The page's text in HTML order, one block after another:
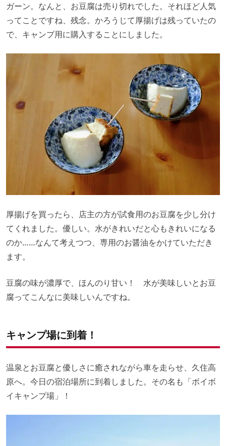
ガーン。なんと、お豆腐は売り切れでした。それほど人気
ってことですね、残念。かろうじて厚揚げは残っていたの
で、キャンプ用に購入することにしました。
厚揚げを買ったら、店主の方が試食用のお豆腐を少し分け
てくれました。優しい。水がきれいだと心もきれいになる
のか……なんて考えつつ、専用のお醤油をかけていただき
ます。
豆腐の味が濃厚で、ほんのり甘い！ 水が美味しいとお豆
腐ってこんなに美味しいんですね。
キャンプ場に到着！
温泉とお豆腐と優しさに癒されながら車を走らせ、久住高
原へ。今日の宿泊場所に到着しました。その名も「ボイボ
イキャンプ場」！